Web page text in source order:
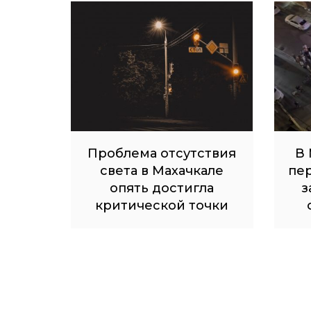
Проблема отсутствия
света в Махачкале
опять достигла
критической точки
В